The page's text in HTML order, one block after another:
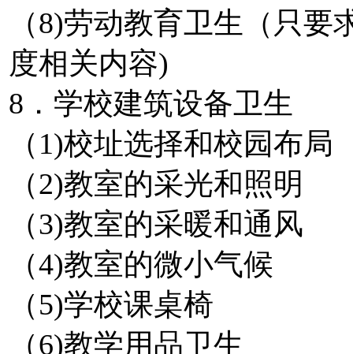
（8)劳动教育卫生（只
度相关内容)
8．学校建筑设备卫生
（1)校址选择和校园布局
（2)教室的采光和照明
（3)教室的采暖和通风
（4)教室的微小气候
（5)学校课桌椅
（6)教学用品卫生